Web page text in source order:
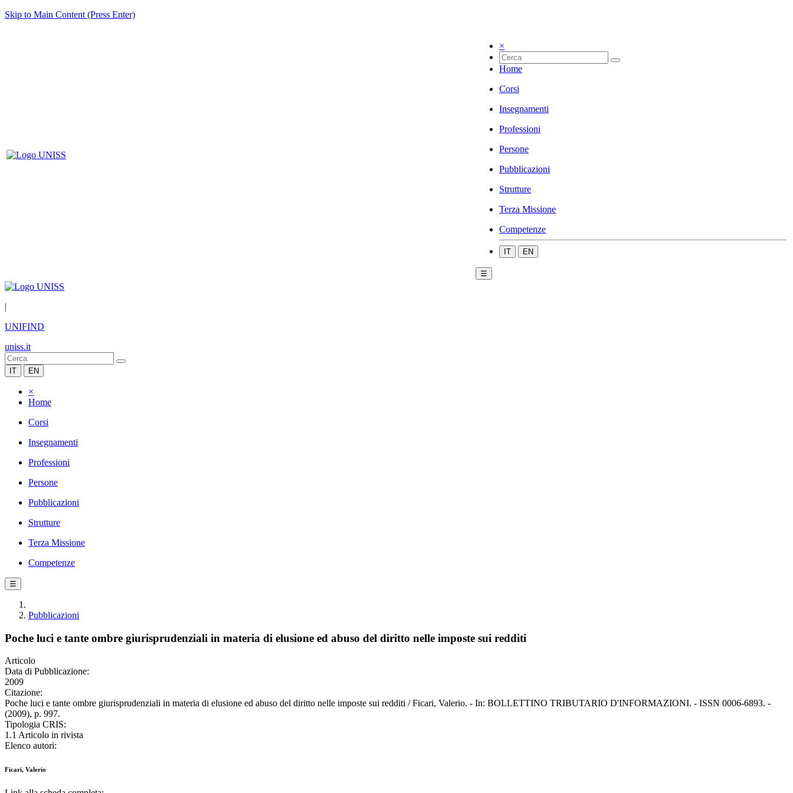
Skip to Main Content (Press Enter)
×
Home
Corsi
Insegnamenti
Professioni
Persone
Pubblicazioni
Strutture
Terza Missione
Competenze
IT EN
☰
|
UNIFIND
uniss.it
IT EN
×
Home
Corsi
Insegnamenti
Professioni
Persone
Pubblicazioni
Strutture
Terza Missione
Competenze
☰
Pubblicazioni
Poche luci e tante ombre giurisprudenziali in materia di elusione ed abuso del diritto nelle imposte sui redditi
Articolo
Data di Pubblicazione:
2009
Citazione:
Poche luci e tante ombre giurisprudenziali in materia di elusione ed abuso del diritto nelle imposte sui redditi / Ficari, Valerio. - In: BOLLETTINO TRIBUTARIO D'INFORMAZIONI. - ISSN 0006-6893. -
(2009), p. 997.
Tipologia CRIS:
1.1 Articolo in rivista
Elenco autori:
Ficari, Valerio